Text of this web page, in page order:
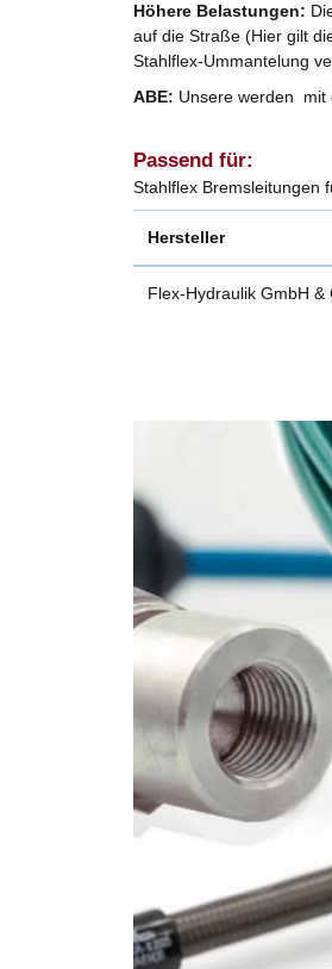
Höhere Belastungen:
auf die Straße (Hier gilt
Stahlflex-Ummantelung
ABE: Unsere werden mit
Passend für:
Stahlflex Bremsleitungen
Hersteller
Flex-Hydraulik GmbH